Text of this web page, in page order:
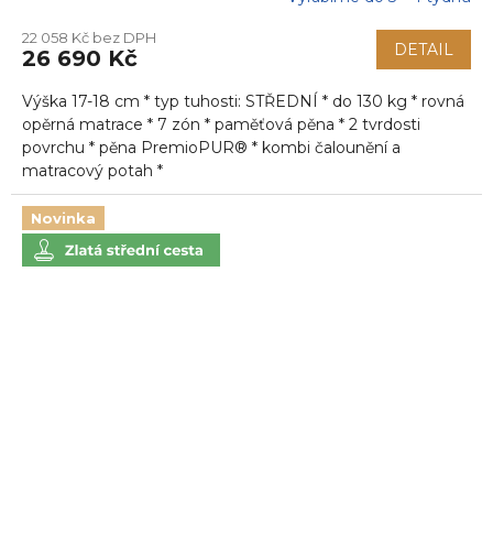
22 058 Kč bez DPH
26 690 Kč DETAIL
Výška 17-18 cm * typ tuhosti: STŘEDNÍ * do 130 kg * rovná
opěrná matrace * 7 zón * paměťová pěna * 2 tvrdosti
povrchu * pěna PremioPUR® * kombi čalounění a
matracový potah *
Novinka